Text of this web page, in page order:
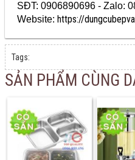
SĐT: 0906890696 - Zalo:
Website: https://
Tags:
SẢN PHẨM CÙNG